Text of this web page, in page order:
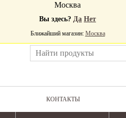
КОНТАКТЫ
Москва
Вы здесь? Да Нет
Ближайший магазин: Москва